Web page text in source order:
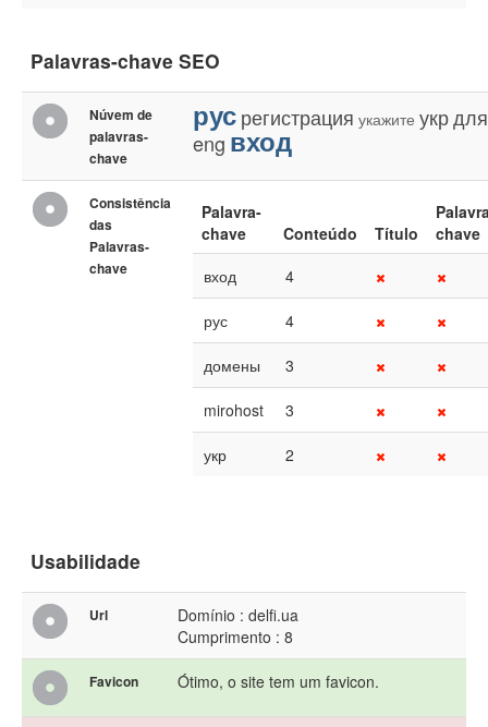
Palavras-chave SEO
Núvem de
palavras-
chave
русрегистрация укажите укрдля
eng вход
Consistência
das
Palavras-
chave
Palavra-
chave
Conteúdo Título
chave
вход
4
рус 4
домены 3
mirohost 3
укр 2
Usabilidade
Url
Domínio : delfi.ua
Cumprimento : 8
Favicon Ótimo, o site tem um favicon.